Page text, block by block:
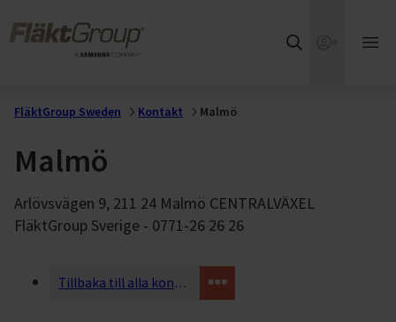
Webshop
FläktGroup Sweden Kontakt Malmö
Malmö
Arlövsvägen 9, 211 24 Malmö CENTRALVÄXEL
FläktGroup Sverige - 0771-26 26 26
Tillbaka till alla kontakter